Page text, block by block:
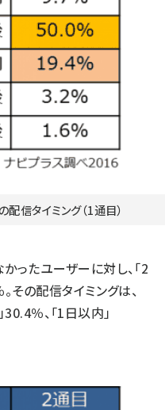
配信タイミング（1通目）
ったユーザーに対し、「2
その配信タイミングは、
％、「1日以内」